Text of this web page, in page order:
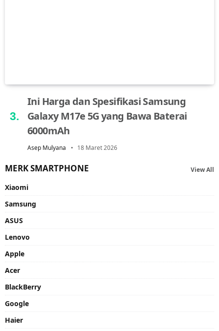
Ini Harga dan Spesifikasi Samsung
Galaxy M17e 5G yang Bawa Baterai
6000mAh
Asep Mulyana 18 Maret 2026
MERK SMARTPHONE View All
Xiaomi
Samsung
ASUS
Lenovo
Apple
Acer
BlackBerry
Google
Haier